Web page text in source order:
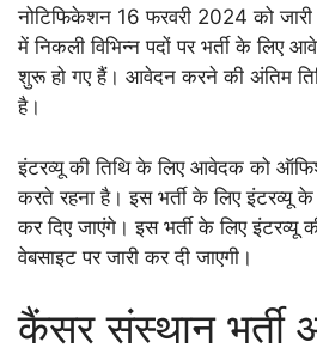
नोटिफिकेशन 16 फरवरी 2024 को
में निकली विभिन्न पदों पर भर्ती के लिए
शुरू हो गए हैं। आवेदन करने की अंतिम
है।
इंटरव्यू की तिथि के लिए आवेदक को
करते रहना है। इस भर्ती के लिए इंटरव्यू के
कर दिए जाएंगे। इस भर्ती के लिए इंटरव्यू
वेबसाइट पर जारी कर दी जाएगी।
कैंसर संस्थान